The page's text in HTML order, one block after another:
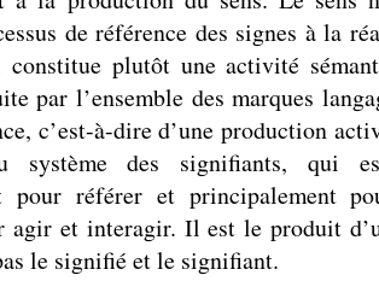
de référence des signes à la
plutôt une activité
par l’ensemble des marques
c’est-à-dire d’une production
système des signifiants, qui
pour référer et principalement
agir et interagir. Il est le produit
le signifié et le signifiant.